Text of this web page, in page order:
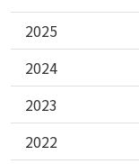
2025
2024
2023
2022